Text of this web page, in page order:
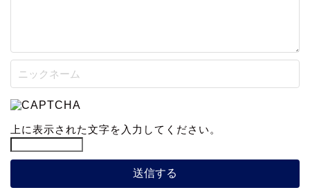
上に表示された文字を入力してください。